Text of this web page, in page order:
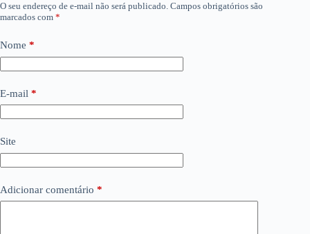
O seu endereço de e-mail não será publicado. Campos obrigatórios são
marcados com *
Nome *
E-mail *
Site
Adicionar comentário *